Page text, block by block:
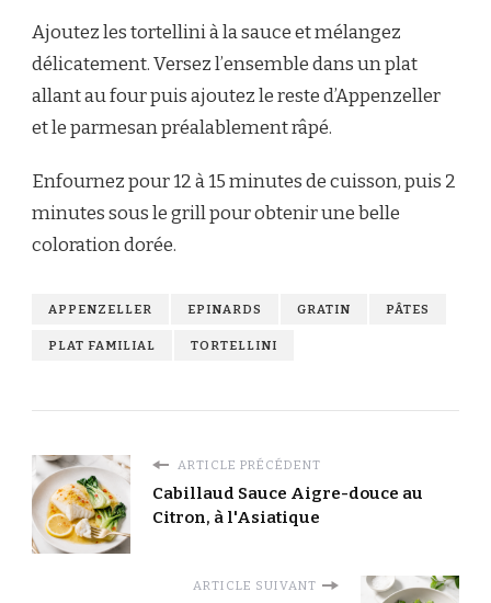
Ajoutez les tortellini à la sauce et mélangez
délicatement. Versez l’ensemble dans un plat
allant au four puis ajoutez le reste d’Appenzeller
et le parmesan préalablement râpé.
Enfournez pour 12 à 15 minutes de cuisson, puis 2
minutes sous le grill pour obtenir une belle
coloration dorée.
APPENZELLER EPINARDS GRATIN PÂTES
PLAT FAMILIAL TORTELLINI
ARTICLE PRÉCÉDENT
Cabillaud Sauce Aigre-douce au
Citron, à l'Asiatique
ARTICLE SUIVANT